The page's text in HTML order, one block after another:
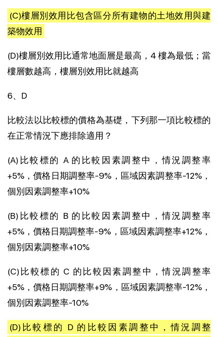
(C)樓層別效用比包含區分所有建物的土地效用與建
築物效用
(D)樓層別效用比通常地面層是最高，4 樓為最低；當
樓層數越高，樓層別效用比就越高
6、D
比較法以比較標的價格為基礎，下列那一項比較標的
在正常情況下應排除適用？
(A)比較標的 A 的比較因素調整中，情況調整率
+5%，價格日期調整率-9%，區域因素調整率-12%，
個別因素調整率+10%
(B)比較標的 B 的比較因素調整中，情況調整率
+5%，價格日期調整率-9%，區域因素調整率+12%，
個別因素調整率+10%
(C)比較標的 C 的比較因素調整中，情況調整率
+5%，價格日期調整率+9%，區域因素調整率-12%，
個別因素調整率-10%
(D)比較標的 D 的比較因素調整中，情況調整